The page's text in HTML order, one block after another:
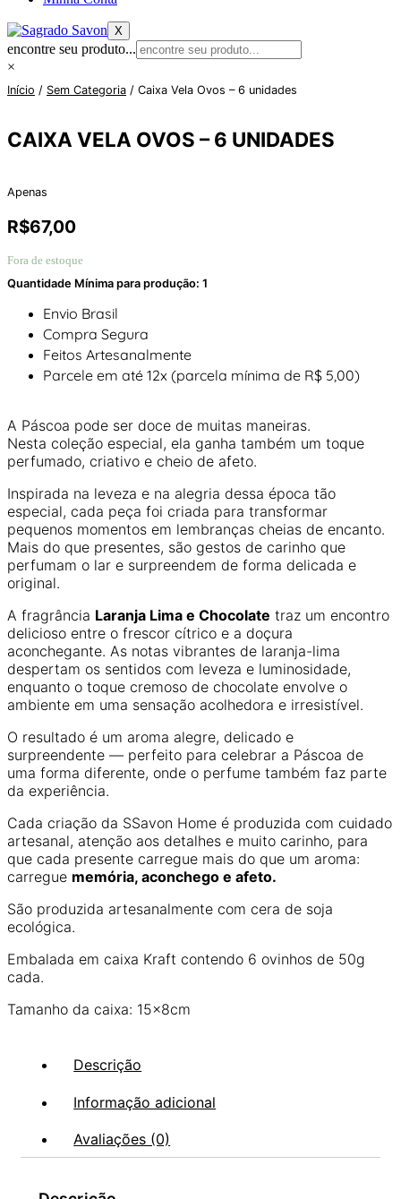
X
encontre seu produto...
×
Início / Sem Categoria / Caixa Vela Ovos – 6 unidades
CAIXA VELA OVOS – 6 UNIDADES
Apenas
R$67,00
Fora de estoque
Quantidade Mínima para produção: 1
Envio Brasil
Compra Segura
Feitos Artesanalmente
Parcele em até 12x (parcela mínima de R$ 5,00)
A Páscoa pode ser doce de muitas maneiras.
Nesta coleção especial, ela ganha também um toque
perfumado, criativo e cheio de afeto.
Inspirada na leveza e na alegria dessa época tão
especial, cada peça foi criada para transformar
pequenos momentos em lembranças cheias de encanto.
Mais do que presentes, são gestos de carinho que
perfumam o lar e surpreendem de forma delicada e
original.
A fragrância Laranja Lima e Chocolate traz um encontro
delicioso entre o frescor cítrico e a doçura
aconchegante. As notas vibrantes de laranja-lima
despertam os sentidos com leveza e luminosidade,
enquanto o toque cremoso de chocolate envolve o
ambiente em uma sensação acolhedora e irresistível.
O resultado é um aroma alegre, delicado e
surpreendente — perfeito para celebrar a Páscoa de
uma forma diferente, onde o perfume também faz parte
da experiência.
Cada criação da SSavon Home é produzida com cuidado
artesanal, atenção aos detalhes e muito carinho, para
que cada presente carregue mais do que um aroma:
carregue memória, aconchego e afeto.
São produzida artesanalmente com cera de soja
ecológica.
Embalada em caixa Kraft contendo 6 ovinhos de 50g
cada.
Tamanho da caixa: 15x8cm
Descrição
Informação adicional
Avaliações (0)